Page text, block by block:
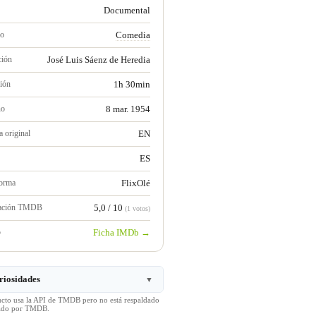
Documental
Comedia
José Luis Sáenz de Heredia
1h 30min
8 mar. 1954
original EN
ES
FlixOlé
TMDB 5,0 / 10 (1 votos)
Ficha IMDb →
▼
usa la API de TMDB pero no está respaldado
por TMDB.